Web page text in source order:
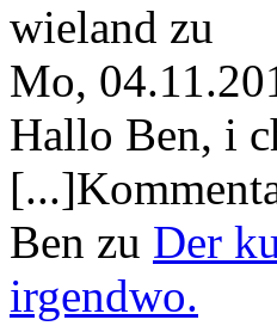
wieland zu
Mo,
Hallo Ben, i
Ben zu Der
irgendwo.